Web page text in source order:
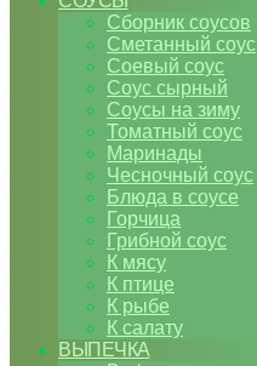
Сборник соусов
Сметанный соус
Соевый соус
Соус сырный
Соусы на зиму
Томатный соус
Маринады
Чесночный соус
Блюда в соусе
Горчица
Грибной соус
К мясу
К птице
К рыбе
К салату
ВЫПЕЧКА